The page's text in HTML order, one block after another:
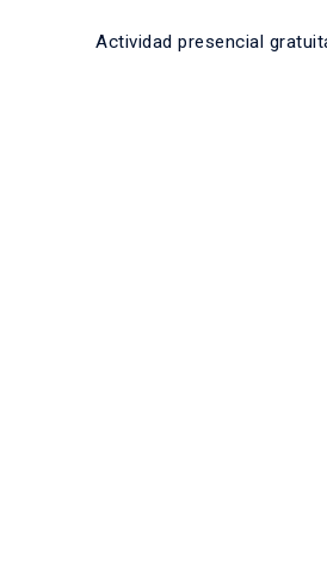
Actividad presencial